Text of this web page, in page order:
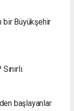
bir Büyükşehir
başlayanlar